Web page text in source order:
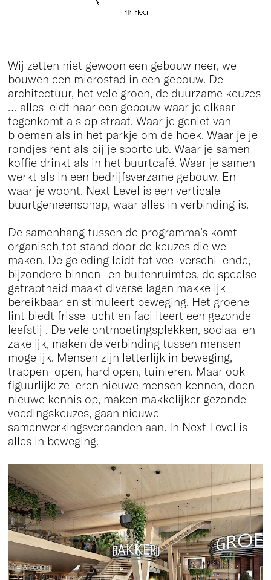
Wij zetten niet gewoon een gebouw neer, we
bouwen een microstad in een gebouw. De
architectuur, het vele groen, de duurzame keuzes
… alles leidt naar een gebouw waar je elkaar
tegenkomt als op straat. Waar je geniet van
bloemen als in het parkje om de hoek. Waar je je
rondjes rent als bij je sportclub. Waar je samen
koffie drinkt als in het buurtcafé. Waar je samen
werkt als in een bedrijfsverzamelgebouw. En
waar je woont. Next Level is een verticale
buurtgemeenschap, waar alles in verbinding is.
De samenhang tussen de programma’s komt
organisch tot stand door de keuzes die we
maken. De geleding leidt tot veel verschillende,
bijzondere binnen- en buitenruimtes, de speelse
getraptheid maakt diverse lagen makkelijk
bereikbaar en stimuleert beweging. Het groene
lint biedt frisse lucht en faciliteert een gezonde
leefstijl. De vele ontmoetingsplekken, sociaal en
zakelijk, maken de verbinding tussen mensen
mogelijk. Mensen zijn letterlijk in beweging,
trappen lopen, hardlopen, tuinieren. Maar ook
figuurlijk: ze leren nieuwe mensen kennen, doen
nieuwe kennis op, maken makkelijker gezonde
voedingskeuzes, gaan nieuwe
samenwerkingsverbanden aan. In Next Level is
alles in beweging.